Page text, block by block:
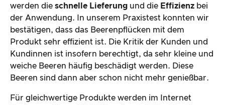
werden die schnelle Lieferung und die Effizienz bei
der Anwendung. In unserem Praxistest konnten wir
bestätigen, dass das Beerenpflücken mit dem
Produkt sehr effizient ist. Die Kritik der Kunden und
Kundinnen ist insofern berechtigt, da sehr kleine und
weiche Beeren häufig beschädigt werden. Diese
Beeren sind dann aber schon nicht mehr genießbar.
Für gleichwertige Produkte werden im Internet